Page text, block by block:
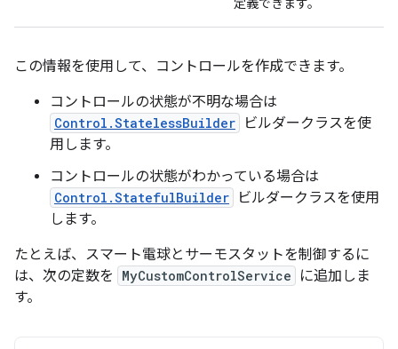
定義できます。
この情報を使用して、コントロールを作成できます。
コントロールの状態が不明な場合は
Control.StatelessBuilder
ビルダークラスを使
用します。
コントロールの状態がわかっている場合は
Control.StatefulBuilder
ビルダークラスを使用
します。
たとえば、スマート電球とサーモスタットを制御するに
は、次の定数を
MyCustomControlService
に追加しま
す。